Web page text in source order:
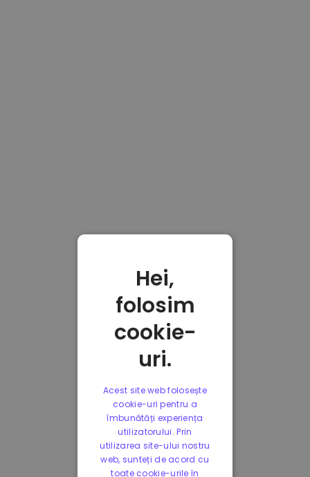
Hei,
folosim
cookie-
uri.
Acest site web folosește
cookie-uri pentru a
îmbunătăți experiența
utilizatorului. Prin
utilizarea site-ului nostru
web, sunteți de acord cu
toate cookie-urile în